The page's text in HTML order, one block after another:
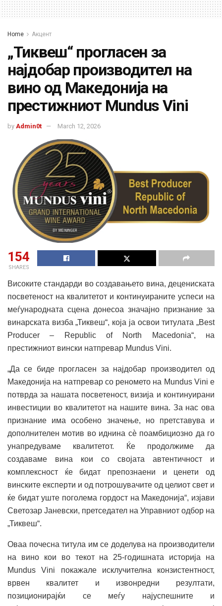
Home Акцент
„Тиквеш“ прогласен за
најдобар производител на
вино од Македонија на
престижниот Mundus Vini
by Admin0t March 12, 2026
154
SHARES
Високите стандарди во создавањето вина, децениската
посветеност на квалитетот и континуираните успеси на
меѓународната сцена донесоа значајно признание за
винарската визба „Тиквеш“, која ја освои титулата „Best
Producer – Republic of North Macedonia“, на
престижниот вински натпревар Mundus Vini.
„Да се биде прогласен за најдобар производител од
Македонија на натпревар со реномето на Mundus Vini е
потврда за нашата посветеност, визија и континуирани
инвестиции во квалитетот на нашите вина. За нас ова
признание има особено значење, но претставува и
дополнителен мотив во иднина сѐ поамбициозно да го
унапредуваме квалитетот. Ќе продолжиме да
создаваме вина кои со својата автентичност и
комплексност ќе бидат препознаени и ценети од
винските експерти и од потрошувачите од целиот свет и
ќе бидат уште поголема гордост на Македонија“, изјави
Светозар Јаневски, претседател на Управниот одбор на
„Тиквеш“.
Оваа почесна титула им се доделува на производители
на вино кои во текот на 25-годишната историја на
Mundus Vini покажале исклучителна конзистентност,
врвен квалитет и извонредни резултати,
позиционирајќи се меѓу најуспешните и